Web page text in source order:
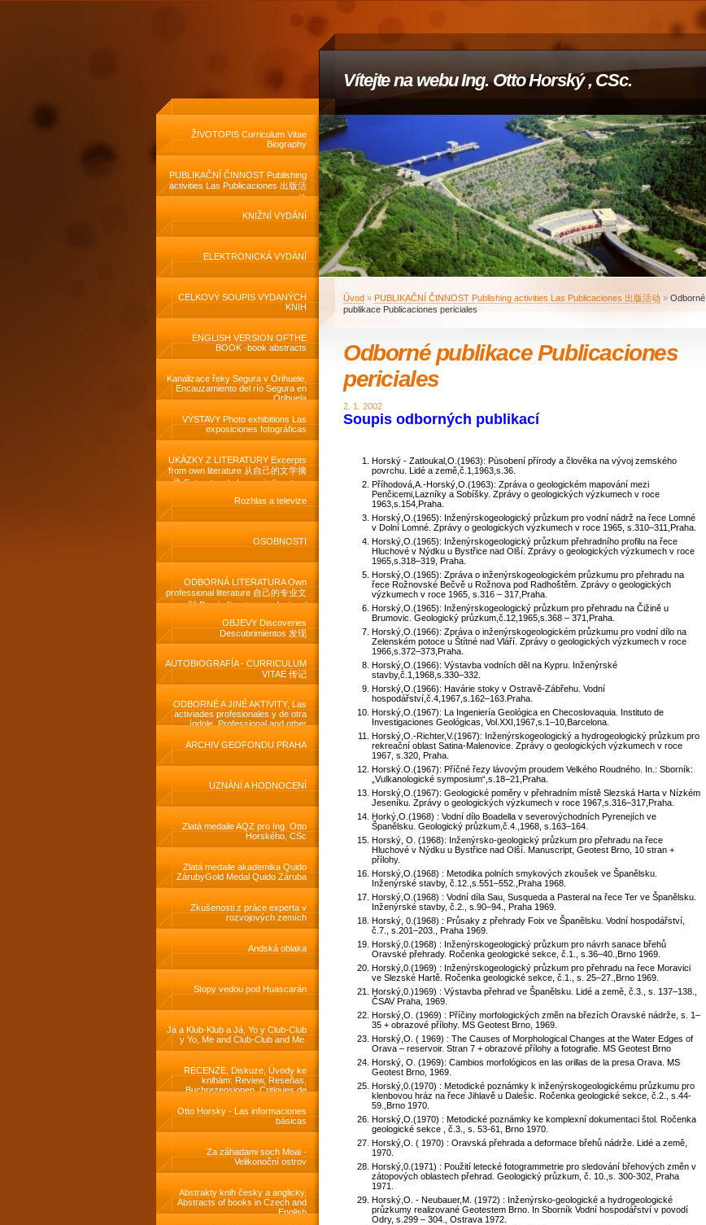
Vítejte na webu Ing. Otto Horský , CSc.
ŽIVOTOPIS Curriculum Vitae
Biography
PUBLIKAČNÍ ČINNOST Publishing
activities Las Publicaciones 出版活
动
KNIŽNÍ VYDÁNÍ
ELEKTRONICKÁ VYDÁNÍ
CELKOVÝ SOUPIS VYDANÝCH
KNIH
ENGLISH VERSION OFTHE
BOOK -book abstracts
Kanalizace řeky Segura v Orihuele,
Encauzamiento del río Segura en
Orihuela
VÝSTAVY Photo exhibitions Las
exposiciones fotográficas
UKÁZKY Z LITERATURY Excerpts
from own literature 从自己的文学摘
录 Extractos de la propia literatura
Rozhlas a televize
OSOBNOSTI
ODBORNÁ LITERATURA Own
professional literature 自己的专业文
献 Propia literatura profesional
OBJEVY Discoveries
Descubrimientos 发现
AUTOBIOGRAFÍA - CURRICULUM
VITAE 传记
ODBORNÉ A JINÉ AKTIVITY, Las
activiades profesionales y de otra
índole, Professional and other
ARCHIV GEOFONDU PRAHA
UZNÁNÍ A HODNOCENÍ
Zlatá medaile AQZ pro Ing. Otto
Horského, CSc
Zlatá medaile akademika Quido
ZárubyGold Medal Quido Záruba
Zkušenosti z práce experta v
rozvojových zemích
Andská oblaka
Stopy vedou pod Huascarán
Já a Klub-Klub a Já, Yo y Club-Club
y Yo, Me and Club-Club and Me.
RECENZE, Diskuze, Úvody ke
knihám: Review, Reseňas,
Buchrezensionen, Critiques de
Otto Horsky - Las informaciones
básicas
Za záhadami soch Moai -
Velikonoční ostrov
Abstrakty knih česky a anglicky,
Abstracts of books in Czech and
English
Úvod » PUBLIKAČNÍ ČINNOST Publishing activities Las Publicaciones 出版活动 » Odborné
publikace Publicaciones periciales
Odborné publikace Publicaciones
periciales
2. 1. 2002
Soupis odborných publikací
Horský - Zatloukal,O.(1963): Pùsobení přírody a člověka na vývoj zemského
povrchu. Lidé a země,č.1,1963,s.36.
Příhodová,A.-Horský,O.(1963): Zpráva o geologickém mapování mezi
Penčicemi,Lazníky a Sobíšky. Zprávy o geologických výzkumech v roce
1963,s.154,Praha.
Horský,O.(1965): Inženýrskogeologický průzkum pro vodní nádrž na řece Lomné
v Dolní Lomné. Zprávy o geologických výzkumech v roce 1965, s.310–311,Praha.
Horský,O.(1965): Inženýrskogeologický průzkum přehradního profilu na řece
Hluchové v Nýdku u Bystřice nad Olší. Zprávy o geologických výzkumech v roce
1965,s.318–319, Praha.
Horský,O.(1965): Zpráva o inženýrskogeologickém průzkumu pro přehradu na
řece Rožnovské Bečvě u Rožnova pod Radhoštěm. Zprávy o geologických
výzkumech v roce 1965, s.316 – 317,Praha.
Horský,O.(1965): Inženýrskogeologický průzkum pro přehradu na Čižině u
Brumovic. Geologický průzkum,č.12,1965,s.368 – 371,Praha.
Horský,O.(1966): Zpráva o inženýrskogeologickém průzkumu pro vodní dílo na
Zelenském potoce u Štítné nad Vláří. Zprávy o geologických výzkumech v roce
1966,s.372–373,Praha.
Horský,O.(1966): Výstavba vodních děl na Kypru. Inženýrské
stavby,č.1,1968,s.330–332.
Horský,O.(1966): Havárie stoky v Ostravě-Zábřehu. Vodní
hospodářství,č.4,1967,s.162–163.Praha.
Horský,O.(1967): La Ingeniería Geológica en Checoslovaquia. Instituto de
Investigaciones Geológicas, Vol.XXI,1967,s.1–10,Barcelona.
Horský,O.-Richter,V.(1967): Inženýrskogeologický a hydrogeologický průzkum pro
rekreační oblast Satina-Malenovice. Zprávy o geologických výzkumech v roce
1967, s.320, Praha.
Horský.O.(1967): Příčné řezy lávovým proudem Velkého Roudného. In.: Sborník:
„Vulkanologické symposium“,s.18–21,Praha.
Horský,O.(1967): Geologické poměry v přehradním místě Slezská Harta v Nízkém
Jeseníku. Zprávy o geologických výzkumech v roce 1967,s.316–317,Praha.
Horký,O.(1968) : Vodní dílo Boadella v severovýchodních Pyrenejích ve
Španělsku. Geologický průzkum,č.4.,1968, s.163–164.
Horský, O. (1968): Inženýrsko-geologický průzkum pro přehradu na řece
Hluchové v Nýdku u Bystřice nad Olší. Manuscript, Geotest Brno, 10 stran +
přílohy.
Horský,O.(1968) : Metodika polních smykových zkoušek ve Španělsku.
Inženýrské stavby, č.12.,s.551–552.,Praha 1968.
Horský,O.(1968) : Vodní díla Sau, Susqueda a Pasteral na řece Ter ve Španělsku.
Inženýrské stavby, č.2., s.90–94., Praha 1969.
Horský, 0.(1968) : Průsaky z přehrady Foix ve Španělsku. Vodní hospodářství,
č.7., s.201–203., Praha 1969.
Horský,0.(1968) : Inženýrskogeologický průzkum pro návrh sanace břehů
Oravské přehrady. Ročenka geologické sekce, č.1., s.36–40.,Brno 1969.
Horský,0.(1969) : Inženýrskogeologický průzkum pro přehradu na řece Moravici
ve Slezské Hartě. Ročenka geologické sekce, č.1., s. 25–27.,Brno 1969.
Horský,0.)1969) : Výstavba přehrad ve Španělsku. Lidé a země, č.3., s. 137–138.,
ČSAV Praha, 1969.
Horský,O. (1969) : Příčiny morfologických změn na březích Oravské nádrže, s. 1–
35 + obrazové přílohy. MS Geotest Brno, 1969.
Horský,O. ( 1969) : The Causes of Morphological Changes at the Water Edges of
Orava – reservoir. Stran 7 + obrazové přílohy a fotografie. MS Geotest Brno
Horský, O. (1969): Cambios morfológicos en las orillas de la presa Orava. MS
Geotest Brno, 1969.
Horský,0.(1970) : Metodické poznámky k inženýrskogeologickému průzkumu pro
klenbovou hráz na řece Jihlavě u Dalešic. Ročenka geologické sekce, č.2., s.44-
59.,Brno 1970.
Horský,O.(1970) : Metodické poznámky ke komplexní dokumentaci štol. Ročenka
geologické sekce , č.3., s. 53-61, Brno 1970.
Horský,O. ( 1970) : Oravská přehrada a deformace břehů nádrže. Lidé a země,
1970.
Horský,0.(1971) : Použití letecké fotogrammetrie pro sledování břehových změn v
zátopových oblastech přehrad. Geologický průzkum, č. 10.,s. 300-302, Praha
1971.
Horský,O. - Neubauer,M. (1972) : Inženýrsko-geologické a hydrogeologické
průzkumy realizované Geotestem Brno. In Sborník Vodní hospodářství v povodí
Odry, s.299 – 304., Ostrava 1972.